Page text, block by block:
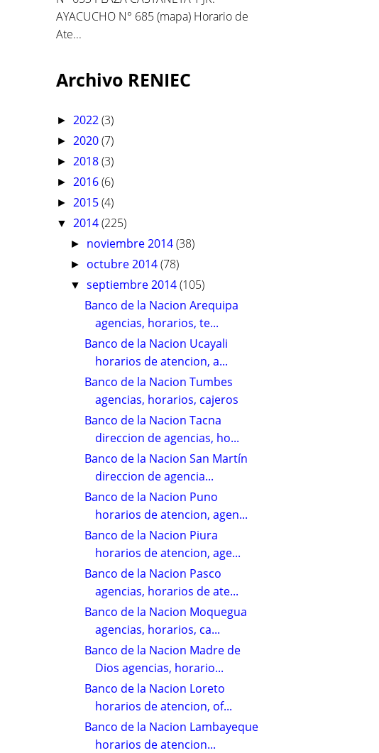
AYACUCHO N° 685 (mapa) Horario de
Ate...
Archivo RENIEC
► 2022(3)
► 2020(7)
► 2018(3)
► 2016(6)
► 2015(4)
▼ 2014(225)
► noviembre 2014(38)
► octubre 2014(78)
▼septiembre 2014(105)
Banco de la Nacion Arequipa
agencias, horarios, te...
Banco de la Nacion Ucayali
horarios de atencion, a...
Banco de la Nacion Tumbes
agencias, horarios, cajeros
Banco de la Nacion Tacna
direccion de agencias, ho...
Banco de la Nacion San Martín
direccion de agencia...
Banco de la Nacion Puno
horarios de atencion, agen...
Banco de la Nacion Piura
horarios de atencion, age...
Banco de la Nacion Pasco
agencias, horarios de ate...
Banco de la Nacion Moquegua
agencias, horarios, ca...
Banco de la Nacion Madre de
Dios agencias, horario...
Banco de la Nacion Loreto
horarios de atencion, of...
Banco de la Nacion Lambayeque
horarios de atencion...